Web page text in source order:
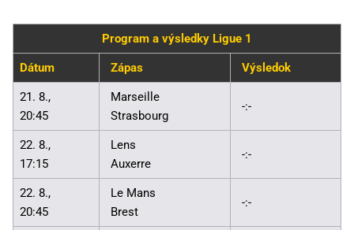
Program a výsledky Ligue 1
Dátum Zápas Výsledok
21. 8.,
20:45
Marseille
Strasbourg
-:-
22. 8.,
17:15
Lens
Auxerre
-:-
22. 8.,
20:45
Le Mans
Brest
-:-